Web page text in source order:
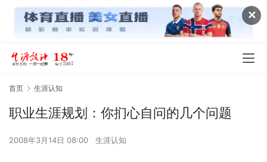
✕
首页 生涯认知
职业生涯规划：你扪心自问的几个问题
2008年3月14日 08:00 生涯认知